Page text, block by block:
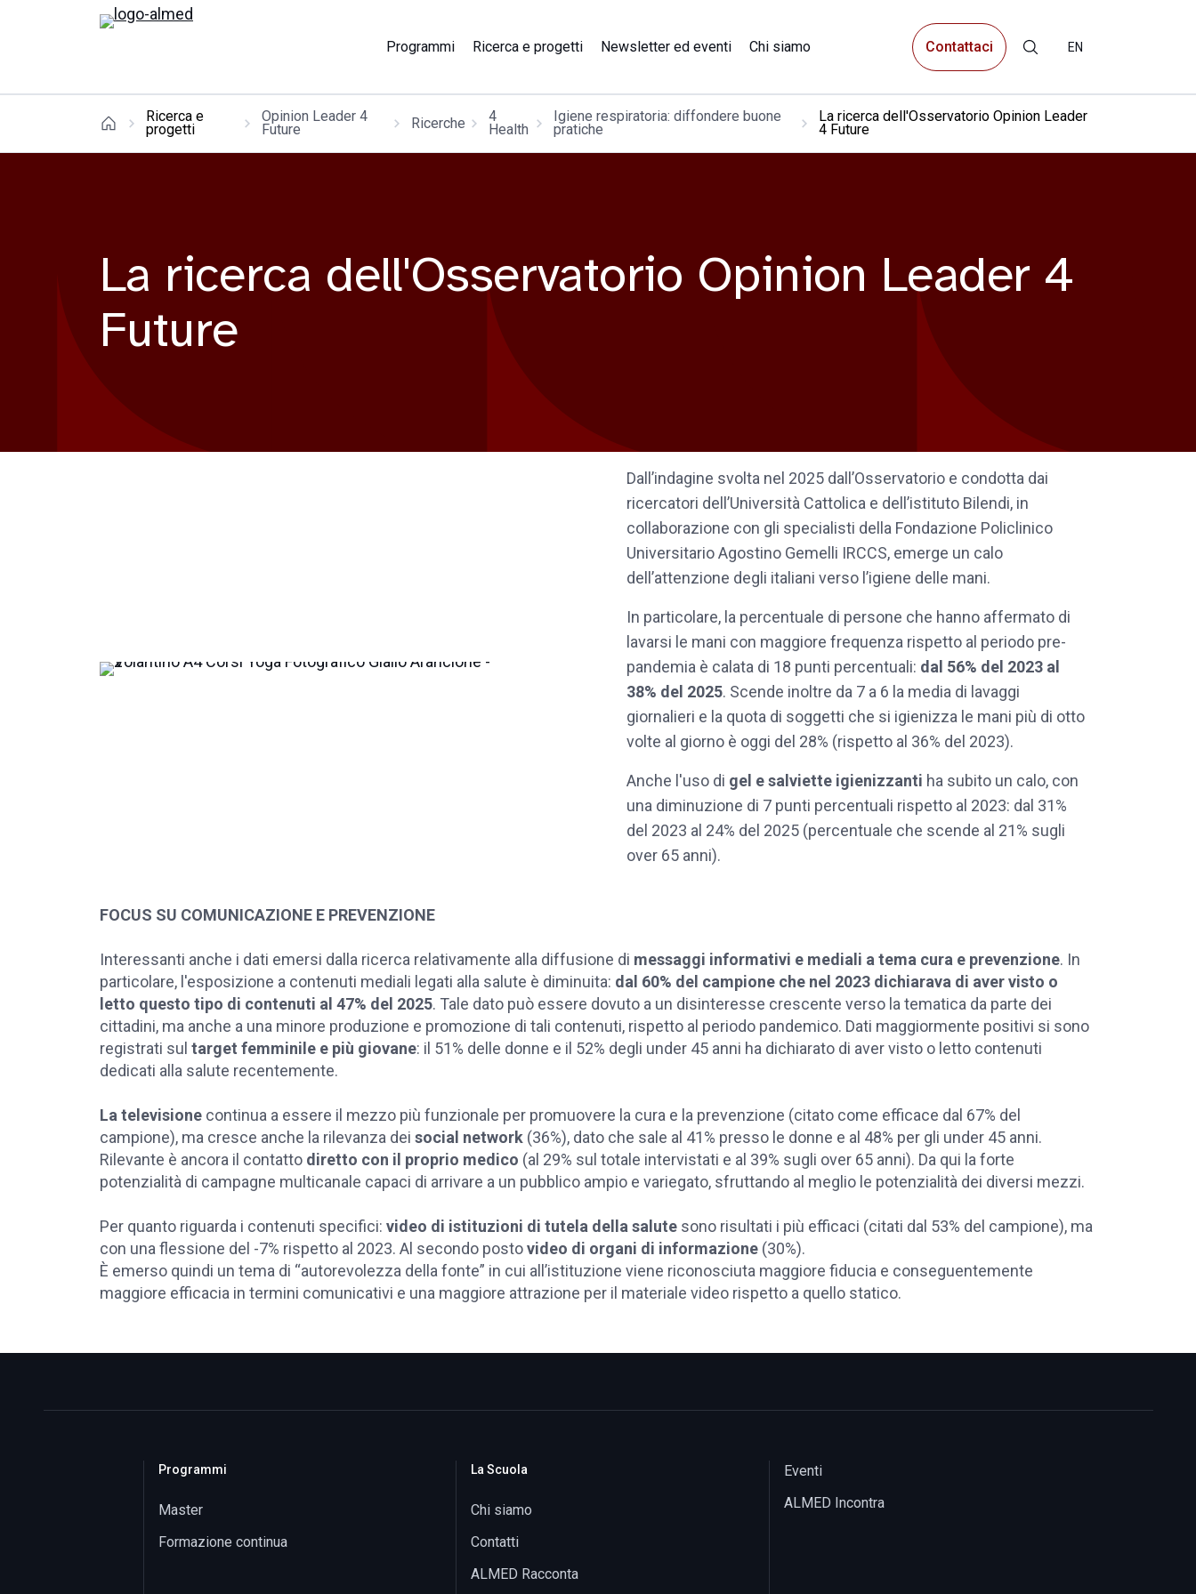
Programmi Ricerca e progetti Newsletter ed eventi Chi siamo Contattaci EN
Ricerca e
progetti
Opinion Leader 4
Future Ricerche 4
Health
Igiene respiratoria: diffondere buone
pratiche
La ricerca dell'Osservatorio Opinion Leader
4 Future
La ricerca dell'Osservatorio Opinion Leader 4
Future
Dall’indagine svolta nel 2025 dall’Osservatorio e condotta dai
ricercatori dell’Università Cattolica e dell’istituto Bilendi, in
collaborazione con gli specialisti della Fondazione Policlinico
Universitario Agostino Gemelli IRCCS, emerge un calo
dell’attenzione degli italiani verso l’igiene delle mani.
In particolare, la percentuale di persone che hanno affermato di
lavarsi le mani con maggiore frequenza rispetto al periodo pre-
pandemia è calata di 18 punti percentuali: dal 56% del 2023 al
38% del 2025. Scende inoltre da 7 a 6 la media di lavaggi
giornalieri e la quota di soggetti che si igienizza le mani più di otto
volte al giorno è oggi del 28% (rispetto al 36% del 2023).
Anche l'uso di gel e salviette igienizzanti ha subito un calo, con
una diminuzione di 7 punti percentuali rispetto al 2023: dal 31%
del 2023 al 24% del 2025 (percentuale che scende al 21% sugli
over 65 anni).
FOCUS SU COMUNICAZIONE E PREVENZIONE
Interessanti anche i dati emersi dalla ricerca relativamente alla diffusione di messaggi informativi e mediali a tema cura e prevenzione. In
particolare, l'esposizione a contenuti mediali legati alla salute è diminuita: dal 60% del campione che nel 2023 dichiarava di aver visto o
letto questo tipo di contenuti al 47% del 2025. Tale dato può essere dovuto a un disinteresse crescente verso la tematica da parte dei
cittadini, ma anche a una minore produzione e promozione di tali contenuti, rispetto al periodo pandemico. Dati maggiormente positivi si sono
registrati sul target femminile e più giovane: il 51% delle donne e il 52% degli under 45 anni ha dichiarato di aver visto o letto contenuti
dedicati alla salute recentemente.
La televisione continua a essere il mezzo più funzionale per promuovere la cura e la prevenzione (citato come efficace dal 67% del
campione), ma cresce anche la rilevanza dei social network (36%), dato che sale al 41% presso le donne e al 48% per gli under 45 anni.
Rilevante è ancora il contatto diretto con il proprio medico (al 29% sul totale intervistati e al 39% sugli over 65 anni). Da qui la forte
potenzialità di campagne multicanale capaci di arrivare a un pubblico ampio e variegato, sfruttando al meglio le potenzialità dei diversi mezzi.
Per quanto riguarda i contenuti specifici: video di istituzioni di tutela della salute sono risultati i più efficaci (citati dal 53% del campione), ma
con una flessione del -7% rispetto al 2023. Al secondo postovideo di organi di informazione (30%).
È emerso quindi un tema di “autorevolezza della fonte” in cui all’istituzione viene riconosciuta maggiore fiducia e conseguentemente
maggiore efficacia in termini comunicativi e una maggiore attrazione per il materiale video rispetto a quello statico.
Programmi
Master
Formazione continua
La Scuola
Chi siamo
Contatti
ALMED Racconta
Eventi
ALMED Incontra